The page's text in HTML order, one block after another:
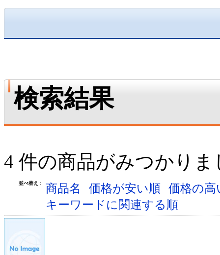
検索結果
4 件の商品がみつかりま
並べ替え： 商品名 価格が安い順 価格の
キーワードに関連する順